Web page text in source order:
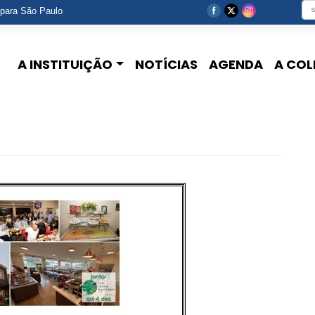
São Paulo
A INSTITUIÇÃO NOTÍCIAS AGENDA A